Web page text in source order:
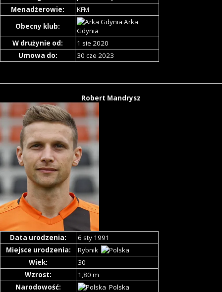
Menadżerowie:
KFM
Obecny klub:
Arka
Gdynia
W drużynie od:
1 sie 2020
Umowa do:
30 cze 2023
Robert Mandrysz
Data urodzenia:
6 sty 1991
Miejsce urodzenia:
Rybnik
Wiek:
30
Wzrost:
1,80 m
Narodowość:
Polska